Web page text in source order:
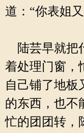
道：“你表姐
陆芸早就把
着处理门窗，
自己铺了地板
的东西，也不
忙的团团转，